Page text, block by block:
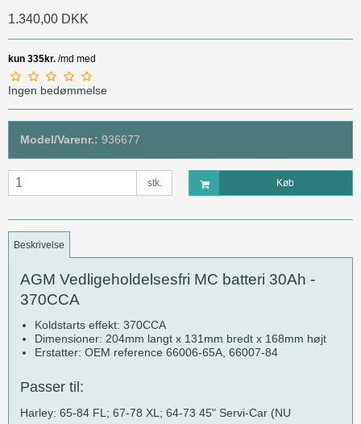
1.340,00 DKK
Ingen bedømmelse
Model/Varenr.: 936677
stk. Køb
Beskrivelse
AGM Vedligeholdelsesfri MC batteri 30Ah -
370CCA
Koldstarts effekt: 370CCA
Dimensioner: 204mm langt x 131mm bredt x 168mm højt
Erstatter: OEM reference 66006-65A, 66007-84
Passer til:
Harley: 65-84 FL; 67-78 XL; 64-73 45" Servi-Car (NU